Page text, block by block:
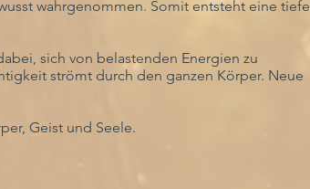
wahrgenommen. Somit entsteht eine tiefe
sich von belastenden Energien zu
strömt durch den ganzen Körper. Neue
Geist und Seele.